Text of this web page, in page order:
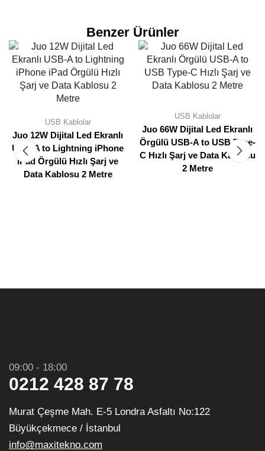
Benzer Ürünler
USB Kablolar
Juo 12W Dijital Led Ekranlı
USB-A to Lightning iPhone
iPad Örgülü Hızlı Şarj ve
Data Kablosu 2 Metre
USB Kablolar
Juo 66W Dijital Led Ekranlı
Örgülü USB-A to USB Type-
C Hızlı Şarj ve Data Kablosu
2 Metre
09:00 - 18:00
0212 428 87 78
Murat Çeşme Mah. E-5 Londra Asfaltı No:122
Büyükçekmece / İstanbul
info@maxitekno.com